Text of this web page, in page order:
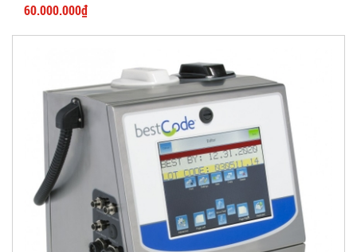
60.000.000₫